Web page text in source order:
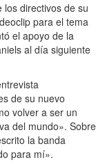
los directivos de su
para el tema
el apoyo de la
al día siguiente
de su nuevo
volver a ser un
del mundo». Sobre
la banda
para mí».